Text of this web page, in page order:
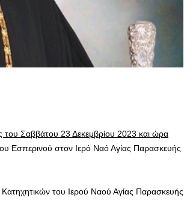
του Σαββάτου 23 Δεκεμβρίου 2023 και ώρα
Εσπερινού στον Ιερό Ναό Αγίας Παρασκευής
Κατηχητικών του Ιερού Ναού Αγίας Παρασκευής